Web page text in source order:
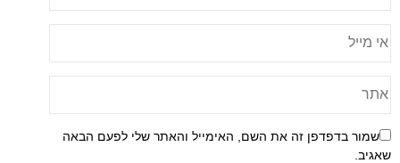
שמור בדפדפן זה את השם, האימייל והאתר שלי לפעם הבאה
שאגיב.